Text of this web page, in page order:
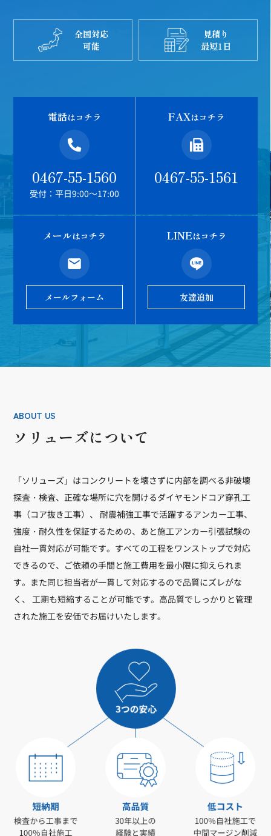
全国対応
可能
見積り
最短1日
電話はコチラ
0467-55-1560
受付：平日9:00～17:00
FAXはコチラ
0467-55-1561
メールはコチラ
メールフォーム
LINEはコチラ
友達追加
ABOUT US
ソリューズについて
「ソリューズ」はコンクリートを壊さずに内部を調べる非破壊
探査・検査、正確な場所に穴を開けるダイヤモンドコア穿孔工
事（コア抜き工事）、 耐震補強工事で活躍するアンカー工事、
強度・耐久性を保証するための、あと施工アンカー引張試験の
自社一貫対応が可能です。すべての工程をワンストップで対応
できるので、ご依頼の手間と施工費用を最小限に抑えられま
す。また同じ担当者が一貫して対応するので品質にズレがな
く、 工期も短縮することが可能です。高品質でしっかりと管理
された施工を安価でお届けいたします。